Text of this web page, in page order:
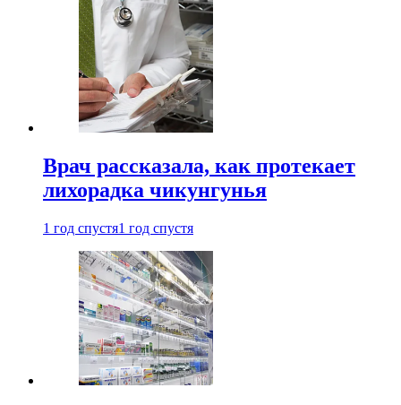
Врач рассказала, как протекает
лихорадка чикунгунья
1 год спустя1 год спустя